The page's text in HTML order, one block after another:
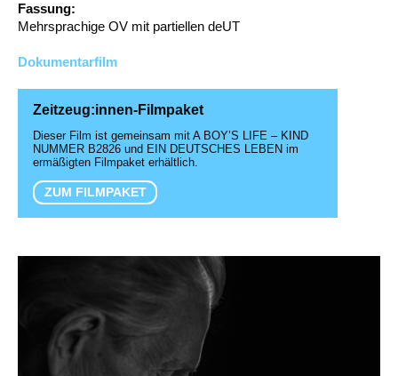
Fassung:
Mehrsprachige OV mit partiellen deUT
Dokumentarfilm
Zeitzeug:innen-Filmpaket
Dieser Film ist gemeinsam mit A BOY’S LIFE – KIND
NUMMER B2826 und EIN DEUTSCHES LEBEN im
ermäßigten Filmpaket erhältlich.
ZUM FILMPAKET